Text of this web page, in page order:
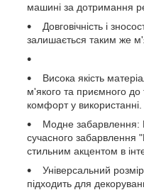
машині за дотримання
Довговічність і
залишається таким же
Висока якість
м'якого та приємного до
комфорт у використанні.
Модне забарвлення:
сучасного забарвлення
стильним акцентом в
Універсальний
підходить для